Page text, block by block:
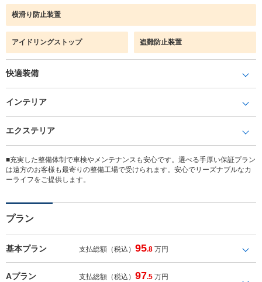
横滑り防止装置
アイドリングストップ 盗難防止装置
快適装備
インテリア
エクステリア
■充実した整備体制で車検やメンテナンスも安心です。選べる手厚い保証プラン
は遠方のお客様も最寄りの整備工場で受けられます。安心でリーズナブルなカ
ーライフをご提供します。
プラン
基本プラン 支払総額（税込）95.8 万円
Aプラン 支払総額（税込）97.5 万円